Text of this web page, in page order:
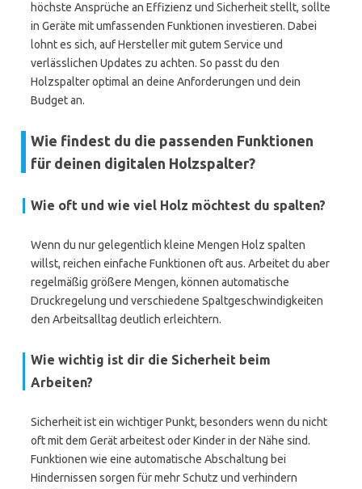
höchste Ansprüche an Effizienz und Sicherheit stellt, sollte
in Geräte mit umfassenden Funktionen investieren. Dabei
lohnt es sich, auf Hersteller mit gutem Service und
verlässlichen Updates zu achten. So passt du den
Holzspalter optimal an deine Anforderungen und dein
Budget an.
Wie findest du die passenden Funktionen
für deinen digitalen Holzspalter?
Wie oft und wie viel Holz möchtest du spalten?
Wenn du nur gelegentlich kleine Mengen Holz spalten
willst, reichen einfache Funktionen oft aus. Arbeitet du aber
regelmäßig größere Mengen, können automatische
Druckregelung und verschiedene Spaltgeschwindigkeiten
den Arbeitsalltag deutlich erleichtern.
Wie wichtig ist dir die Sicherheit beim
Arbeiten?
Sicherheit ist ein wichtiger Punkt, besonders wenn du nicht
oft mit dem Gerät arbeitest oder Kinder in der Nähe sind.
Funktionen wie eine automatische Abschaltung bei
Hindernissen sorgen für mehr Schutz und verhindern